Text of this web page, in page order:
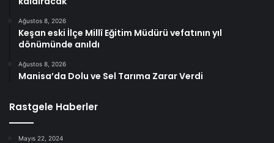
Ağustos 8, 2026
Keşan eski İlçe Millî Eğitim Müdürü vefatının yıl
dönümünde anıldı
Ağustos 8, 2026
Manisa’da Dolu ve Sel Tarıma Zarar Verdi
Rastgele Haberler
Mayıs 22, 2024